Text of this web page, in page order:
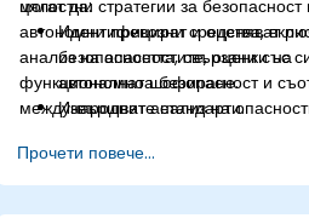
цялостни стратегии за безопасност
автономни превозни средства,
анализ на опасностите, оценки на
функционалната безопасност и
международните стандарти.
могат да:
Идентифицират и оценяват
безопасността, свързани със
автономно шофиране.
Извършват анализ на
индустриални стандарти.
Прилагат методи за
верификация на
Прочети повече...